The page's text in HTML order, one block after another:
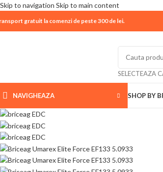
Skip to navigation Skip to main content
| 📦 Program livrari|In perioada11
gratuit la comenzi de peste 300 de lei.
SELECTEAZA
NAVIGHEAZA SHOP BY